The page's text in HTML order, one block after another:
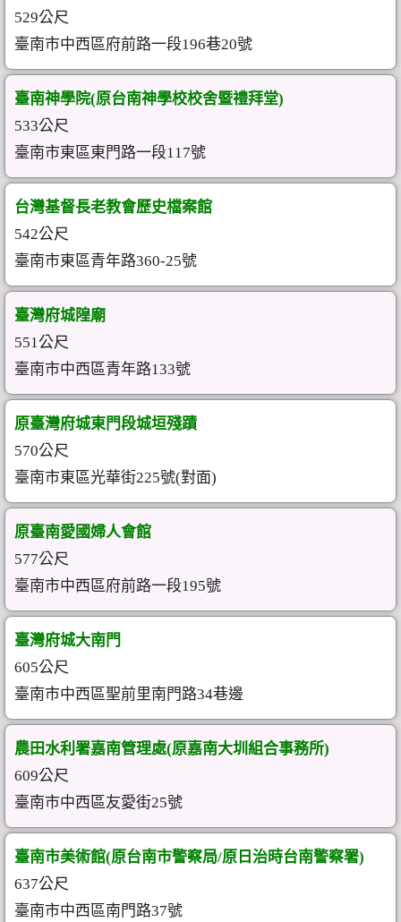
529公尺
臺南市中西區府前路一段196巷20號
臺南神學院(原台南神學校校舍暨禮拜堂)
533公尺
臺南市東區東門路一段117號
台灣基督長老教會歷史檔案館
542公尺
臺南市東區青年路360-25號
臺灣府城隍廟
551公尺
臺南市中西區青年路133號
原臺灣府城東門段城垣殘蹟
570公尺
臺南市東區光華街225號(對面)
原臺南愛國婦人會館
577公尺
臺南市中西區府前路一段195號
臺灣府城大南門
605公尺
臺南市中西區聖前里南門路34巷邊
農田水利署嘉南管理處(原嘉南大圳組合事務所)
609公尺
臺南市中西區友愛街25號
臺南市美術館(原台南市警察局/原日治時台南警察署)
637公尺
臺南市中西區南門路37號